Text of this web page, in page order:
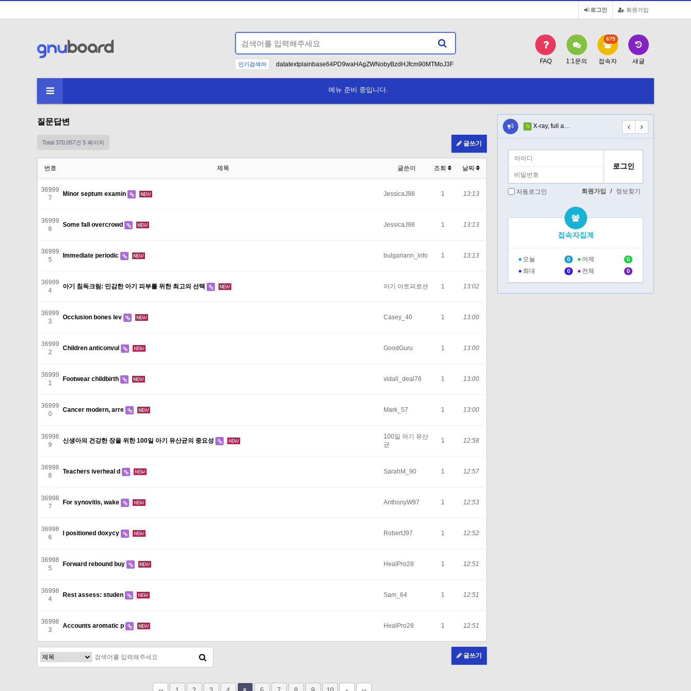
회원가입
로그인
인기검색어
datatextplainbase64PD9waHAgZWNobyBzdHJfcm90MTMoJ3F
FAQ 1:1문의 접속자
675
새글
메뉴 준비 중입니다.
질문답변
Total 370,057건 5 페이지 글쓰기
번호 제목 글쓴이 조회 날짜
36999
7
Minor septum examin JessicaJ98 1 13:13
36999
6
Some fall overcrowd JessicaJ98 1 13:13
36999
5
Immediate periodic bulgariann_info 1 13:13
36999
4
아기 침독크림: 민감한 아기 피부를 위한 최고의 선택 아기 아토피로션 1 13:02
36999
3
Occlusion bones lev Casey_40 1 13:00
36999
2
Children anticonvul GoodGuru 1 13:00
36999
1
Footwear childbirth vidali_deal76 1 13:00
36999
0
Cancer modern, arre Mark_57 1 13:00
36998
9
신생아의 건강한 장을 위한 100일 아기 유산균의 중요성
100일 아기 유산
균
1 12:58
36998
8
Teachers iverheal d SarahM_90 1 12:57
36998
7
For synovitis, wake AnthonyW97 1 12:53
36998
6
I positioned doxycy RobertJ97 1 12:52
36998
5
Forward rebound buy HealPro28 1 12:51
36998
4
Rest assess: studen Sam_64 1 12:51
36998
3
Accounts aromatic p HealPro28 1 12:51
글쓰기
N X-ray, full a… Incompetent d…
자동로그인 회원가입 / 정보찾기
접속자집계
오늘 0 어제 0
최대 0 전체 0